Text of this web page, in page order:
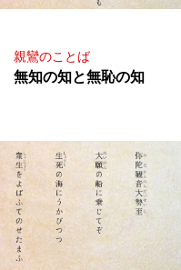
親鸞のことば
無知の知と無恥の知